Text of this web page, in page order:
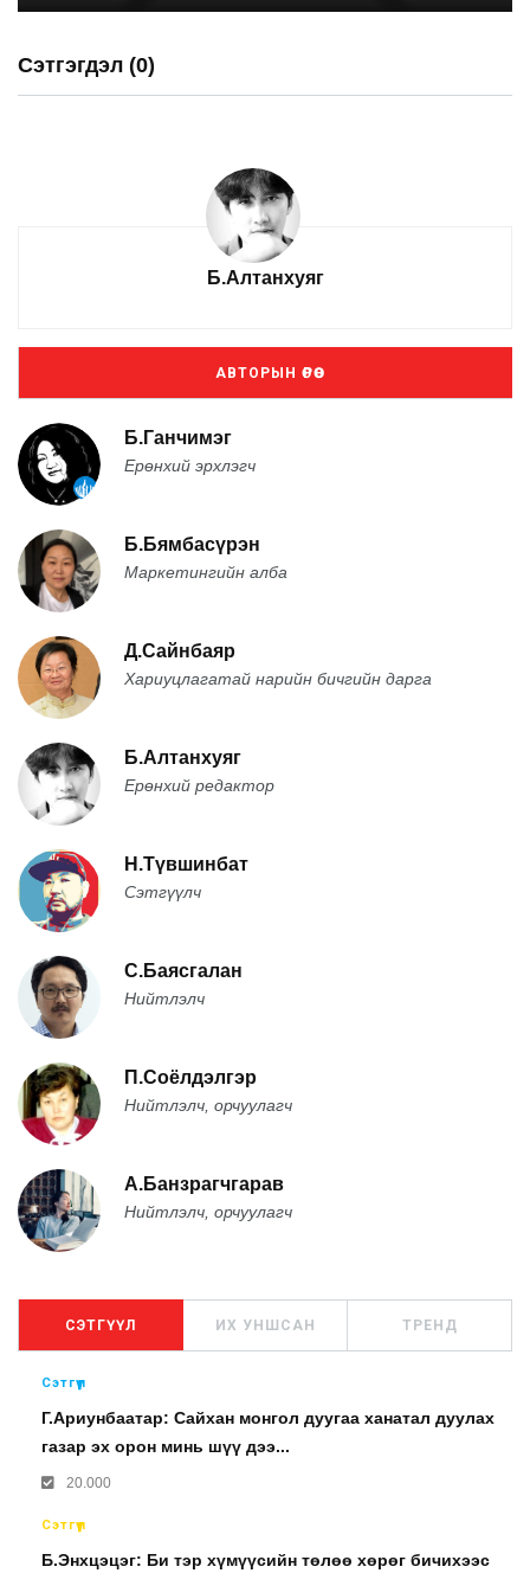
Сэтгэгдэл (0)
Б.Алтанхуяг
АВТОРЫН ӨРӨӨ
Б.Ганчимэг
Ерөнхий эрхлэгч
Б.Бямбасүрэн
Маркетингийн алба
Д.Сайнбаяр
Хариуцлагатай нарийн бичгийн дарга
Б.Алтанхуяг
Ерөнхий редактор
Н.Түвшинбат
Сэтгүүлч
С.Баясгалан
Нийтлэлч
П.Соёлдэлгэр
Нийтлэлч, орчуулагч
А.Банзрагчгарав
Нийтлэлч, орчуулагч
СЭТГҮҮЛ ИХ УНШСАН ТРЕНД
Сэтгүүл
Г.Ариунбаатар: Сайхан монгол дуугаа ханатал дуулах
газар эх орон минь шүү дээ...
20.000
Сэтгүүл
Б.Энхцэцэг: Би тэр хүмүүсийн төлөө хөрөг бичихээс